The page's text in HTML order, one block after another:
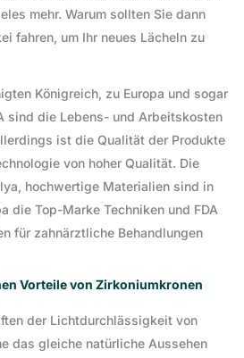
mehr. Warum sollten Sie dann
fahren, um Ihr neues Lächeln zu
Königreich, zu Europa und sogar
sind die Lebens- und Arbeitskosten
ist die Qualität der Produkte
von hoher Qualität. Die
hochwertige Materialien sind in
die Top-Marke Techniken und FDA
für zahnärztliche Behandlungen
Vorteile von Zirkoniumkronen
der Lichtdurchlässigkeit von
das gleiche natürliche Aussehen